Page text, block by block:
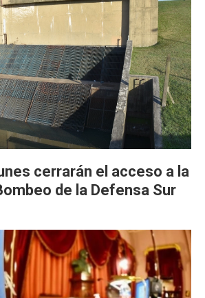
cerrarán el acceso a la
de la Defensa Sur